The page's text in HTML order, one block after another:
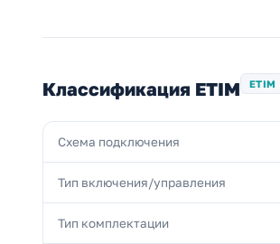
Классификация ETIM ETIM
Схема подключения
Тип включения/управления
Тип комплектации